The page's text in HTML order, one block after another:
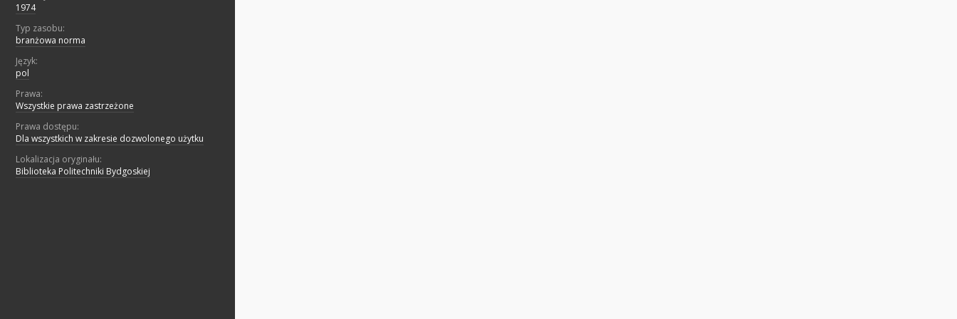
1974
Typ zasobu:
branżowa norma
Język:
pol
Prawa:
Wszystkie prawa zastrzeżone
Prawa dostępu:
Dla wszystkich w zakresie dozwolonego użytku
Lokalizacja oryginału:
Biblioteka Politechniki Bydgoskiej